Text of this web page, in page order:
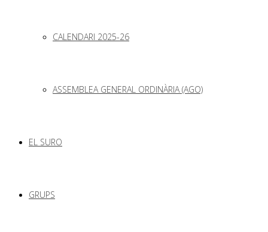
CALENDARI 2025-26
ASSEMBLEA GENERAL ORDINÀRIA (AGO)
EL SURO
GRUPS